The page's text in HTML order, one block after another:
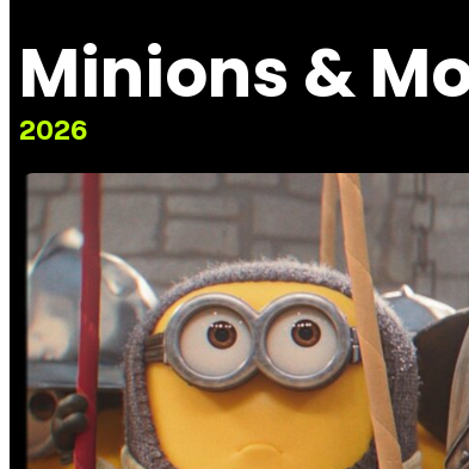
Minions &
2026